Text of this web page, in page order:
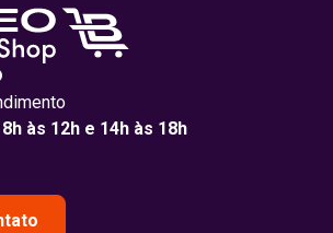
às 12h e 14h às 18h